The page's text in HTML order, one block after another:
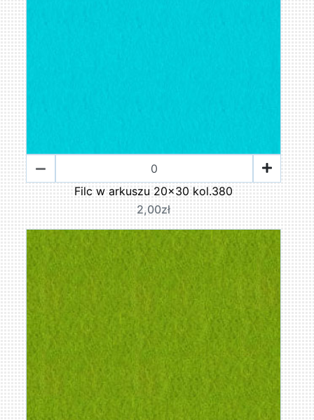
Filc w arkuszu 20x30 kol.380
2,00zł